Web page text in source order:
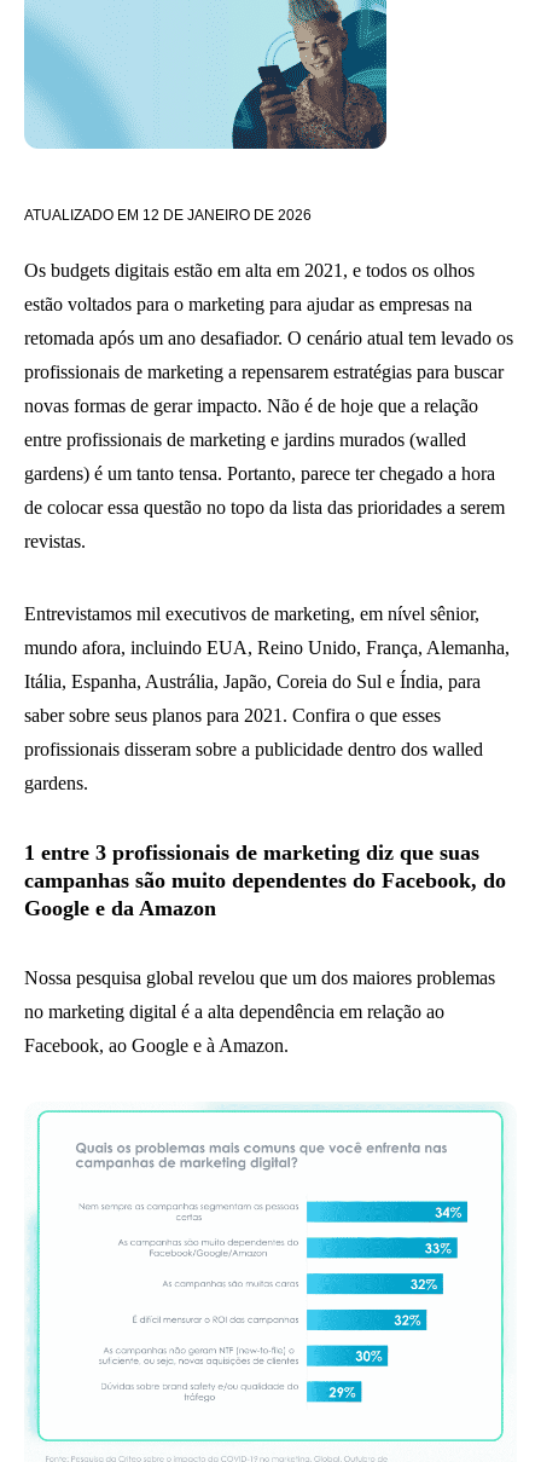
ATUALIZADO EM 12 DE JANEIRO DE 2026
Os budgets digitais estão em alta em 2021, e todos os olhos
estão voltados para o marketing para ajudar as empresas na
retomada após um ano desafiador. O cenário atual tem levado os
profissionais de marketing a repensarem estratégias para buscar
novas formas de gerar impacto. Não é de hoje que a relação
entre profissionais de marketing e jardins murados (walled
gardens) é um tanto tensa. Portanto, parece ter chegado a hora
de colocar essa questão no topo da lista das prioridades a serem
revistas.
Entrevistamos mil executivos de marketing, em nível sênior,
mundo afora, incluindo EUA, Reino Unido, França, Alemanha,
Itália, Espanha, Austrália, Japão, Coreia do Sul e Índia, para
saber sobre seus planos para 2021. Confira o que esses
profissionais disseram sobre a publicidade dentro dos walled
gardens.
1 entre 3 profissionais de marketing diz que suas
campanhas são muito dependentes do Facebook, do
Google e da Amazon
Nossa pesquisa global revelou que um dos maiores problemas
no marketing digital é a alta dependência em relação ao
Facebook, ao Google e à Amazon.